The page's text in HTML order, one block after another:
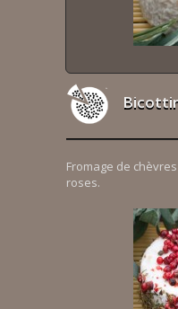
Fromage de
roses.